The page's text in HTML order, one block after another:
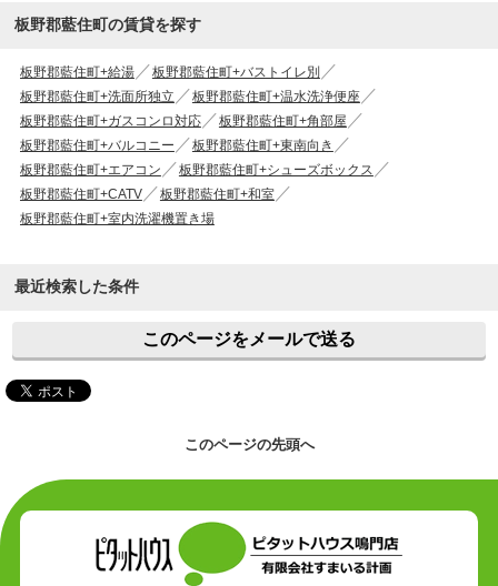
板野郡藍住町の賃貸を探す
板野郡藍住町+給湯
板野郡藍住町+バストイレ別
板野郡藍住町+洗面所独立
板野郡藍住町+温水洗浄便座
板野郡藍住町+ガスコンロ対応
板野郡藍住町+角部屋
板野郡藍住町+バルコニー
板野郡藍住町+東南向き
板野郡藍住町+エアコン
板野郡藍住町+シューズボックス
板野郡藍住町+CATV
板野郡藍住町+和室
板野郡藍住町+室内洗濯機置き場
最近検索した条件
このページをメールで送る
このページの先頭へ